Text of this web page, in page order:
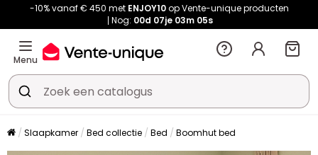
-10% vanaf € 450 met ENJOY10op Vente-unique producten
Nog: 00d 07je 03m 05s
Menu
Slaapkamer Bed collectie Bed Boomhut bed